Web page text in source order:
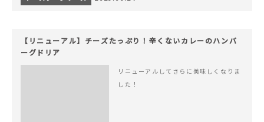
【リニューアル】チーズたっぷり！辛くないカレーのハンバ
ーグドリア
リニューアルしてさらに美味しくなりま
した！